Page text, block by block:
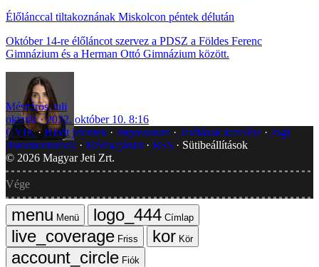
Élőlánccal tiltakoznának Miskolcon péntek délután
Október 14-re élőláncot szervez a PDSZ a Földes Ferenc
Gimnázium és a Herman Ottó Gimnázium között.
Mészáros Juli
oktatás
2022. október 10. 8:16
GYIK Hibát jelentek Impresszum Javítások kezelése
Jogi
dokumentumok
Médiaajánlat RSS
Sütibeállítások
© 2026 Magyar Jeti Zrt.
Vége
Menü
Címlap
Friss
Kör
Fiók